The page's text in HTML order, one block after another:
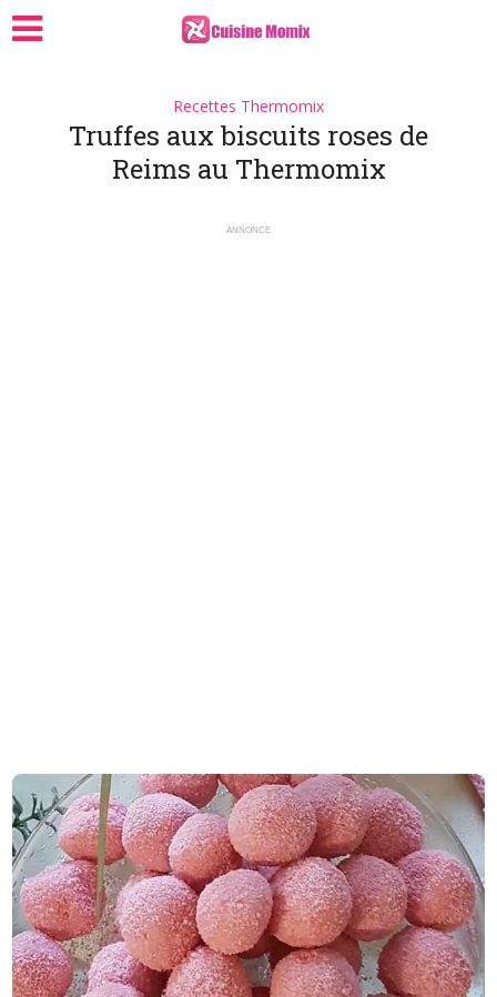
Recettes Thermomix
Truffes aux biscuits roses de
Reims au Thermomix
ANNONCE